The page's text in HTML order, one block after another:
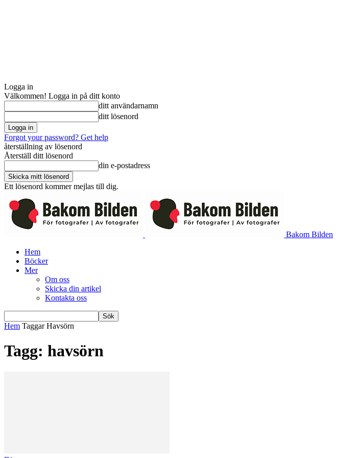
Logga in
Välkommen! Logga in på ditt konto
ditt användarnamn
ditt lösenord
Forgot your password? Get help
återställning av lösenord
Återställ ditt lösenord
din e-postadress
Ett lösenord kommer mejlas till dig.
Bakom Bilden
Hem
Böcker
Mer
Om oss
Skicka din artikel
Kontakta oss
Hem Taggar Havsörn
Tagg: havsörn